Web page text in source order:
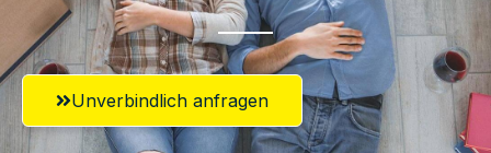
Unverbindlich anfragen